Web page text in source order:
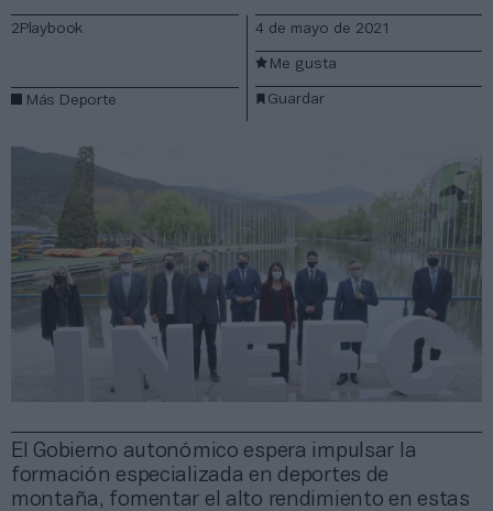
El Gobierno autonómico espera impulsar la
formación especializada en deportes de
montaña, fomentar el alto rendimiento en estas
2Playbook
Más Deporte
4 de mayo de 2021
Guardar
Me gusta